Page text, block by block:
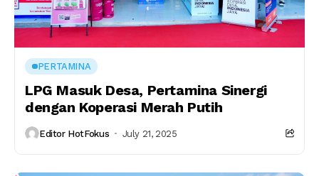
PERTAMINA
LPG Masuk Desa, Pertamina Sinergi
dengan Koperasi Merah Putih
Editor HotFokus July 21, 2025